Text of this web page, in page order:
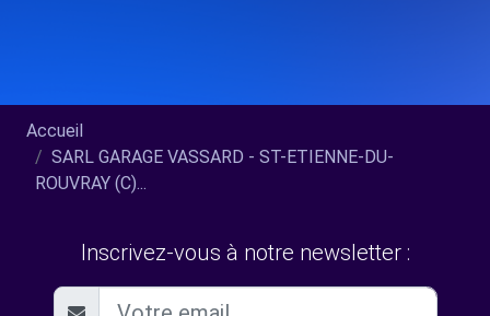
Accueil
SARL GARAGE VASSARD - ST-ETIENNE-DU-
ROUVRAY (C)...
Inscrivez-vous à notre newsletter :